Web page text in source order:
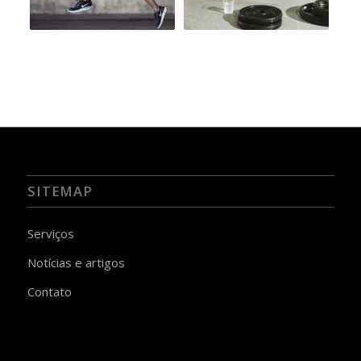
SITEMAP
Serviços
Notícias e artigos
Contato